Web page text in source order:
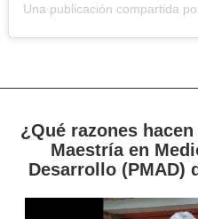
¿Qué razones
Maestría en
Desarrollo (PMAD)